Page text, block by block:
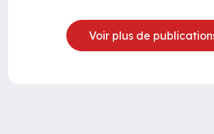
Voir plus de